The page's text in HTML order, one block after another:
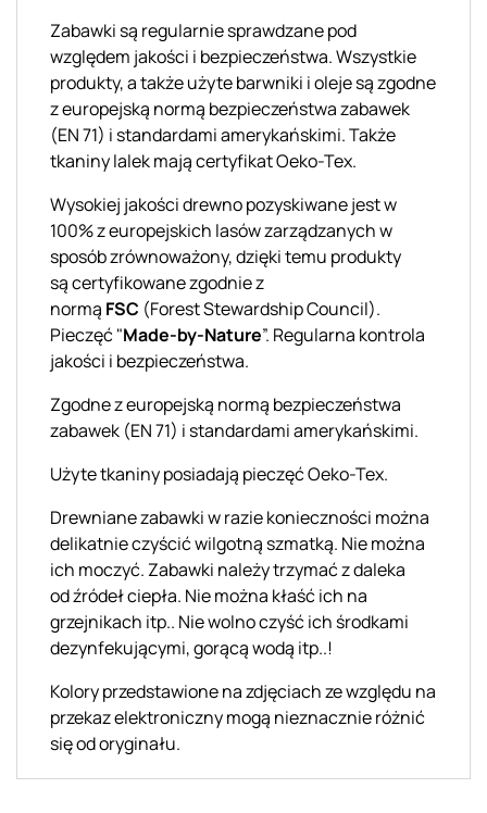
Zabawki są regularnie sprawdzane pod
względem jakości i bezpieczeństwa. Wszystkie
produkty, a także użyte barwniki i oleje są zgodne
z europejską normą bezpieczeństwa zabawek
(EN 71) i standardami amerykańskimi. Także
tkaniny lalek mają certyfikatOeko-Tex.
Wysokiej jakości drewno pozyskiwane jest w
100% z europejskich lasów zarządzanych w
sposób zrównoważony, dzięki temu produkty
sącertyfikowane zgodnie z
normą FSC (ForestStewardshipCouncil).
Pieczęć "Made-by-Nature”. Regularna kontrola
jakości i bezpieczeństwa.
Zgodne z europejską normą bezpieczeństwa
zabawek (EN 71) i standardami amerykańskimi.
Użyte tkaniny posiadają pieczęćOeko-Tex.
Drewniane zabawki w razie konieczności można
delikatnie czyścić wilgotną szmatką. Nie można
ich moczyć. Zabawki należytrzymaćz daleka
odźródełciepła. Nie można kłaść ich na
grzejnikach itp.. Niewolno czyść ich środkami
dezynfekującymi, gorącą wodą itp..!
Kolory przedstawione na zdjęciach ze względu na
przekaz elektroniczny mogą nieznacznie różnić
się od oryginału.